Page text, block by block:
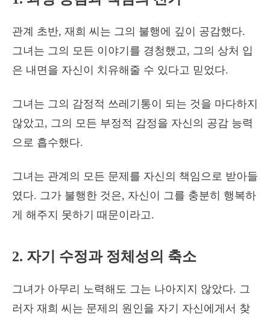
관계 초반, 재희 씨는 그의 불행에 깊이 공감했다.
그녀는 그의 모든 이야기를 경청했고, 그의 상처 입
은 내면을 자신이 치유해줄 수 있다고 믿었다.
그녀는 그의 감정적 쓰레기통이 되는 것을 마다하지
않았고, 그의 모든 부정적 감정을 자신의 공감 능력
으로 흡수했다.
그녀는 관계의 모든 문제를 자신의 책임으로 받아들
였다. 그가 불행한 것은, 자신이 그를 충분히 행복하
게 해주지 못하기 때문이라고.
2. 자기 수정과 정체성의 축소
그녀가 아무리 노력해도 그는 나아지지 않았다. 그
러자 재희 씨는 문제의 원인을 자기 자신에게서 찾